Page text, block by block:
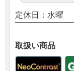
定休日：水曜
取扱い商品